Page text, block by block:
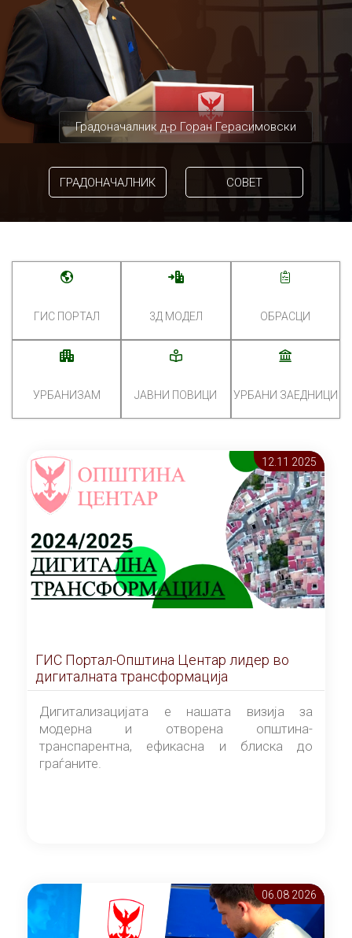
Градоначалник д-р Горан Герасимовски
ГРАДОНАЧАЛНИК СОВЕТ
ГИС ПОРТАЛ 3Д МОДЕЛ ОБРАСЦИ
УРБАНИЗАМ ЈАВНИ ПОВИЦИ УРБАНИ ЗАЕДНИЦИ
12.11 2025
ГИС Портал-Општина Центар лидер во
дигиталната трансформација
Дигитализацијата е нашата визија за
модерна и отворена општина-
транспарентна, ефикасна и блиска до
граѓаните.
06.08 2026